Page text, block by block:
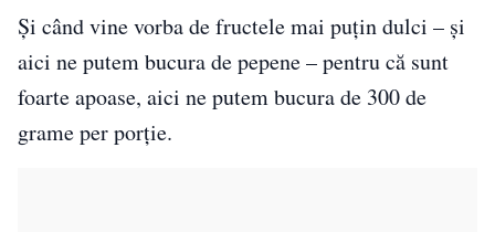
Și când vine vorba de fructele mai puțin dulci – și
aici ne putem bucura de pepene – pentru că sunt
foarte apoase, aici ne putem bucura de 300 de
grame per porție.